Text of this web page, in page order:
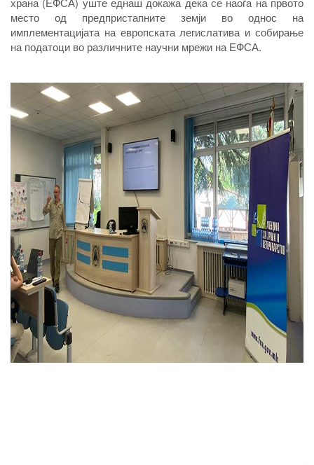
место од предпристапните земји во однос на
имплементацијата на европската легислатива и собирање
на податоци во различните научни мрежи на ЕФСА.